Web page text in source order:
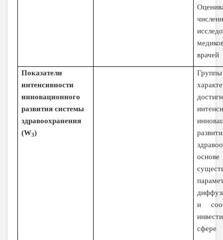
врачей
Показатели
интенсивности
инновационного
развития системы
здравоохранения
(W3)
основе
и
сфере